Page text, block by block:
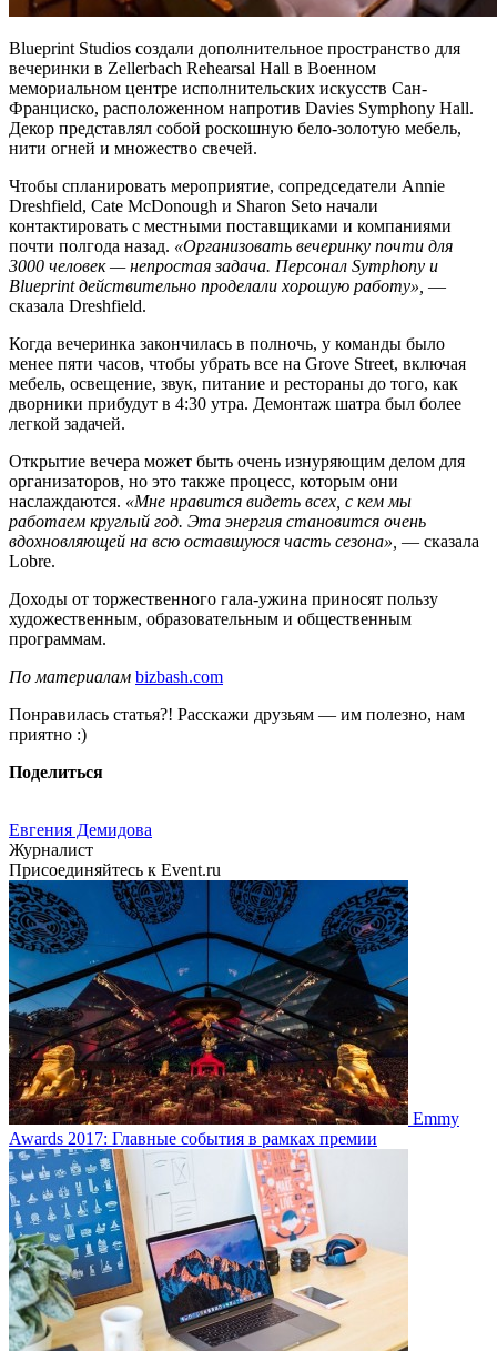
Blueprint Studios создали дополнительное пространство для
вечеринки в Zellerbach Rehearsal Hall в Военном
мемориальном центре исполнительских искусств Сан-
Франциско, расположенном напротив Davies Symphony Hall.
Декор представлял собой роскошную бело-золотую мебель,
нити огней и множество свечей.
Чтобы спланировать мероприятие, сопредседатели Annie
Dreshfield, Cate McDonough и Sharon Seto начали
контактировать с местными поставщиками и компаниями
почти полгода назад. «Организовать вечеринку почти для
3000 человек — непростая задача. Персонал Symphony и
Blueprint действительно проделали хорошую работу», —
сказала Dreshfield.
Когда вечеринка закончилась в полночь, у команды было
менее пяти часов, чтобы убрать все на Grove Street, включая
мебель, освещение, звук, питание и рестораны до того, как
дворники прибудут в 4:30 утра. Демонтаж шатра был более
легкой задачей.
Открытие вечера может быть очень изнуряющим делом для
организаторов, но это также процесс, которым они
наслаждаются. «Мне нравится видеть всех, с кем мы
работаем круглый год. Эта энергия становится очень
вдохновляющей на всю оставшуюся часть сезона», — сказала
Lobre.
Доходы от торжественного гала-ужина приносят пользу
художественным, образовательным и общественным
программам.
По материалам bizbash.com
Понравилась статья?! Расскажи друзьям — им полезно, нам
приятно :)
Поделиться
Евгения Демидова
Журналист
Присоединяйтесь к Event.ru
Emmy
Awards 2017: Главные события в рамках премии